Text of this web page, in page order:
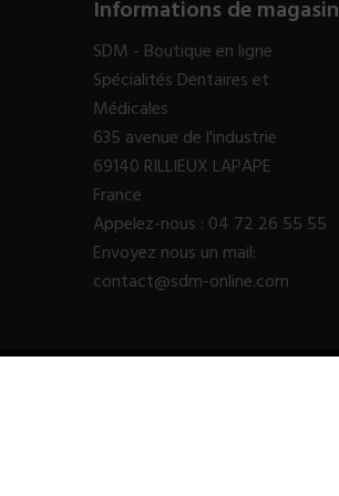
Informations de magasin
SDM - Boutique en ligne
Spécialités Dentaires et
Médicales
635 avenue de l'industrie
69140 RILLIEUX LAPAPE
France
Appelez-nous : 04 72 26 55 55
Envoyez nous un mail:
contact@sdm-online.com